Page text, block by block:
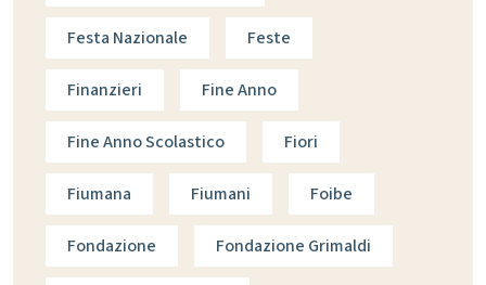
Festa Nazionale Feste
Finanzieri Fine Anno
Fine Anno Scolastico Fiori
Fiumana Fiumani Foibe
Fondazione Fondazione Grimaldi